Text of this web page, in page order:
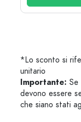
*Lo sconto si
unitario
Importante: Se
devono essere
che siano stati